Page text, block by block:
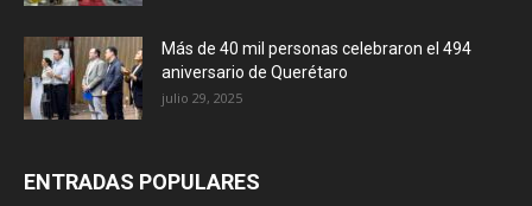
Más de 40 mil personas celebraron el 494
aniversario de Querétaro
julio 29, 2025
ENTRADAS POPULARES